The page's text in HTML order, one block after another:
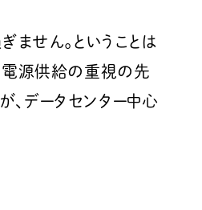
せん。ということは
電源供給の重視の先
データセンター中心